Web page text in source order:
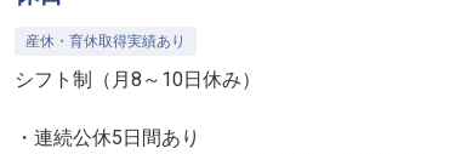
産休・育休取得実績あり
シフト制（月8～10日休み）
・連続公休5日間あり